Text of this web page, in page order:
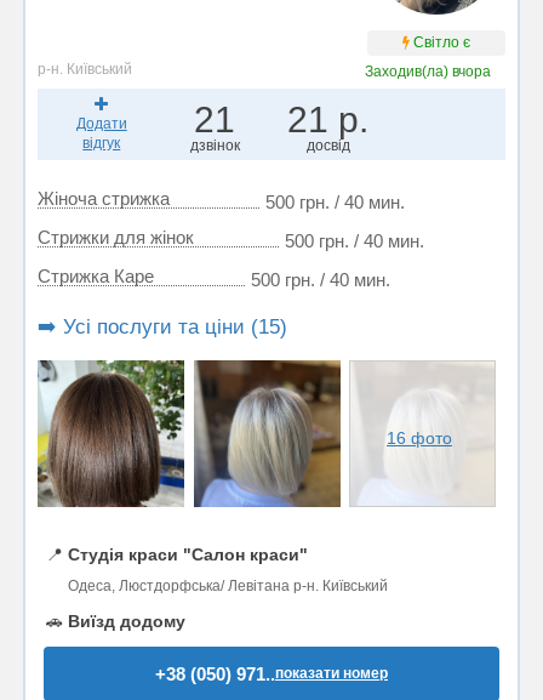
Світло є
р-н. Київський
Заходив(ла) вчора
Додати
відгук
21
дзвінок
21 р.
досвід
Жіноча стрижка
500 грн. / 40 мин.
Стрижки для жінок
500 грн. / 40 мин.
Стрижка Каре
500 грн. / 40 мин.
➡️ Усі послуги та ціни (15)
16 фото
📍 Студія краси "Салон краси"
Одеса, Люстдорфська/ Левітана р-н. Київський
🚗 Виїзд додому
+38 (050) 971..показати номер